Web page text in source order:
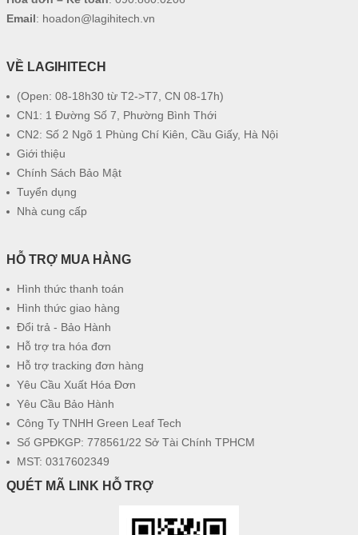
Email: hoadon@lagihitech.vn
VỀ LAGIHITECH
(Open: 08-18h30 từ T2->T7, CN 08-17h)
CN1: 1 Đường Số 7, Phường Bình Thới
CN2: Số 2 Ngõ 1 Phùng Chí Kiên, Cầu Giấy, Hà Nội
Giới thiệu
Chính Sách Bảo Mật
Tuyển dụng
Nhà cung cấp
HỖ TRỢ MUA HÀNG
Hình thức thanh toán
Hình thức giao hàng
Đổi trả - Bảo Hành
Hỗ trợ tra hóa đơn
Hỗ trợ tracking đơn hàng
Yêu Cầu Xuất Hóa Đơn
Yêu Cầu Bảo Hành
Công Ty TNHH Green Leaf Tech
Số GPĐKGP: 778561/22 Sở Tài Chính TPHCM
MST: 0317602349
QUÉT MÃ LINK HỖ TRỢ